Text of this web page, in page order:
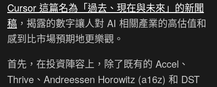
Cursor 這篇名為「過去、現在與未來」的新聞
稿 ，揭露的數字讓人對 AI 相關產業的高估值和
感到比市場預期地更樂觀。
首先，在投資陣容上，除了既有的 Accel、
Thrive、Andreessen Horowitz (a16z) 和 DST